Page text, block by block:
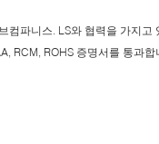
파니스. LS와 협력을 가지고
RCM, ROHS 증명서를 통과합